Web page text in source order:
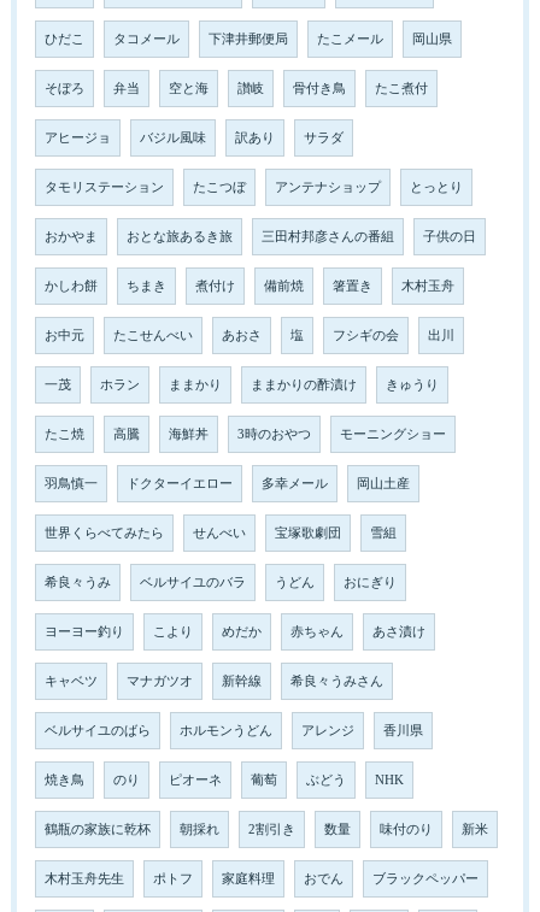
ひだこ タコメール 下津井郵便局 たこメール 岡山県
そぼろ 弁当 空と海 讃岐 骨付き鳥 たこ煮付
アヒージョ バジル風味 訳あり サラダ
タモリステーション たこつぼ アンテナショップ とっとり
おかやま おとな旅あるき旅 三田村邦彦さんの番組 子供の日
かしわ餅 ちまき 煮付け 備前焼 箸置き 木村玉舟
お中元 たこせんべい あおさ 塩 フシギの会 出川
一茂 ホラン ままかり ままかりの酢漬け きゅうり
たこ焼 高騰 海鮮丼 3時のおやつ モーニングショー
羽鳥慎一 ドクターイエロー 多幸メール 岡山土産
世界くらべてみたら せんべい 宝塚歌劇団 雪組
希良々うみ ベルサイユのバラ うどん おにぎり
ヨーヨー釣り こより めだか 赤ちゃん あさ漬け
キャベツ マナガツオ 新幹線 希良々うみさん
ベルサイユのばら ホルモンうどん アレンジ 香川県
焼き鳥 のり ピオーネ 葡萄 ぶどう NHK
鶴瓶の家族に乾杯 朝採れ 2割引き 数量 味付のり 新米
木村玉舟先生 ポトフ 家庭料理 おでん ブラックペッパー